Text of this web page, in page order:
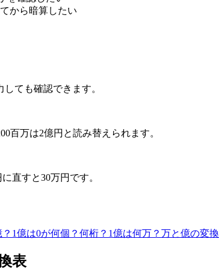
から暗算したい
しても確認できます。
百万は2億円と読み替えられます。
直すと30万円です。
1億は0が何個？何桁？ 1億は何万？万と億の変換
表